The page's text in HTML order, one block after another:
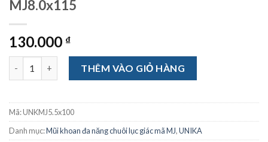
MJ8.0x115
130.000 ₫
Mũi khoan đa năng chuôi lục giác Unika MJ8.0x115 số lượng
THÊM VÀO GIỎ HÀNG
Mã:UNKMJ5.5x100
Danh mục:Mũi khoan đa năng chuôi lục giác mã MJ,UNIKA